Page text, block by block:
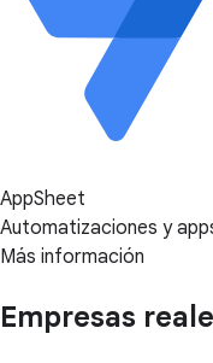
AppSheet
Automatizaciones y
Más información
Empresas